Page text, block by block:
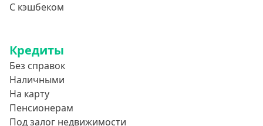
С кэшбеком
Кредиты
Без справок
Наличными
На карту
Пенсионерам
Под залог недвижимости